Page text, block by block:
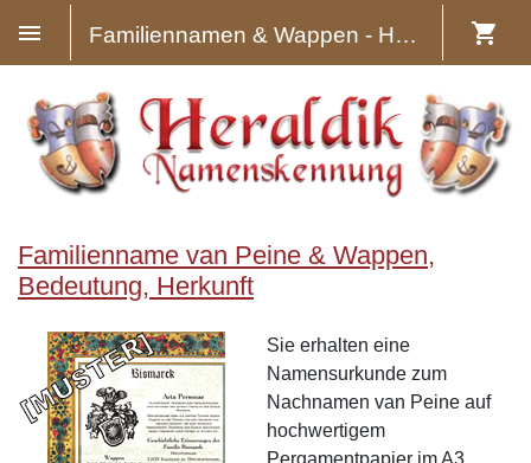
Familiennamen & Wappen - Heraldik
Familienname van Peine & Wappen,
Bedeutung, Herkunft
Sie erhalten eine
Namensurkunde zum
Nachnamen van Peine auf
hochwertigem